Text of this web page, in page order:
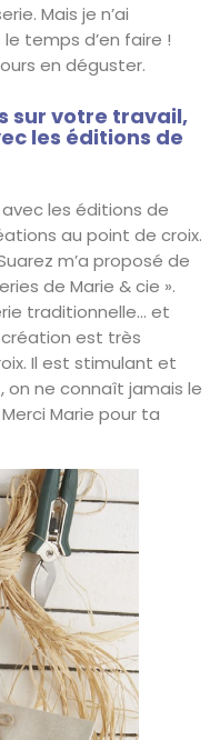
Mais je n’ai
temps d’en faire !
en déguster.
sur votre travail,
les éditions de
les éditions de
au point de croix.
m’a proposé de
de Marie & cie ».
traditionnelle… et
création est très
Il est stimulant et
on ne connaît jamais le
Marie pour ta